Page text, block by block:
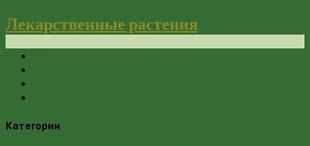
Лекарственные растения
Категории